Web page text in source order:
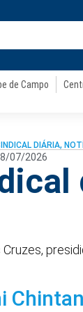
de Campo
DIÁRIA,
07/2026